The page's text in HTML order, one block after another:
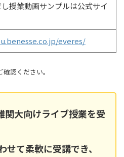
授業動画サンプルは公式サイ
everes/
認ください。
関大向けライブ授業を受
せて柔軟に受講でき、